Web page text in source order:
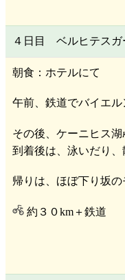
４日目 ベルヒテスガ
朝食：ホテルにて
午前、鉄道でバイエ
その後、ケーニヒス湖
到着後は、泳いだり
帰りは、ほぼ下り坂
約３０km＋鉄道